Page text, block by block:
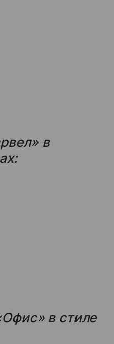
в
в стиле